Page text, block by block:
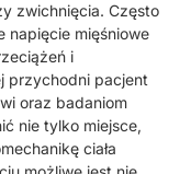
zwichnięcia. Często
napięcie mięśniowe
i
przychodni pacjent
oraz badaniom
nie tylko miejsce,
ciała